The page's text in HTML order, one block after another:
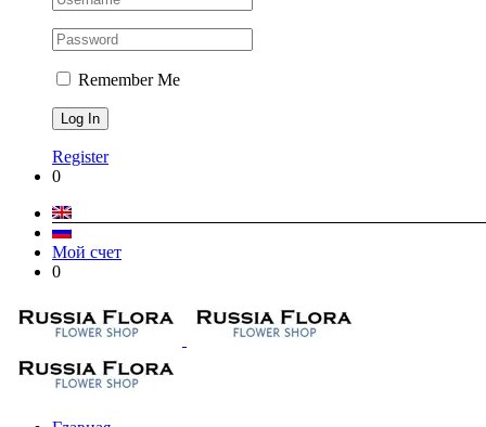
Remember Me
Register
0
Мой счет
0